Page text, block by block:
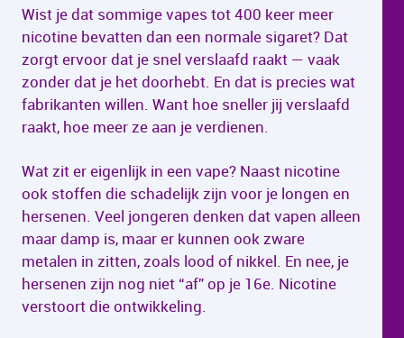
Wist je dat sommige vapes tot 400 keer meer
nicotine bevatten dan een normale sigaret? Dat
zorgt ervoor dat je snel verslaafd raakt — vaak
zonder dat je het doorhebt. En dat is precies wat
fabrikanten willen. Want hoe sneller jij verslaafd
raakt, hoe meer ze aan je verdienen.
Wat zit er eigenlijk in een vape? Naast nicotine
ook stoffen die schadelijk zijn voor je longen en
hersenen. Veel jongeren denken dat vapen alleen
maar damp is, maar er kunnen ook zware
metalen in zitten, zoals lood of nikkel. En nee, je
hersenen zijn nog niet “af” op je 16e. Nicotine
verstoort die ontwikkeling.